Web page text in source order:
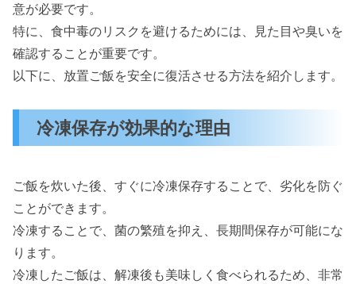
意が必要です。
特に、食中毒のリスクを避けるためには、見た目や臭いを
確認することが重要です。
以下に、放置ご飯を安全に復活させる方法を紹介します。
冷凍保存が効果的な理由
ご飯を炊いた後、すぐに冷凍保存することで、劣化を防ぐ
ことができます。
冷凍することで、菌の繁殖を抑え、長期間保存が可能にな
ります。
冷凍したご飯は、解凍後も美味しく食べられるため、非常